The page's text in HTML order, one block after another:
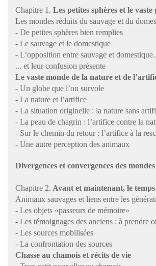
Chapitre 1. Les petites sphères et le vaste
Les mondes réduits du sauvage et du
- De petites sphères bien remplies
- Le sauvage et le domestique
- L’opposition entre sauvage et
... et leur confusion présente
Le vaste monde de la nature et de
- Un globe que l’on survole
- La nature et l’artifice
- La situation originelle : la nature sans
- La peau de chagrin : l’artifice contre la
- Sur le chemin du retour : l’artifice à la
- Une autre perception des animaux
Divergences et convergences des mondes
Chapitre 2. Avant et maintenant, le
Animaux sauvages et liens entre les
- Les objets «passeurs de mémoire»
- Les témoignages des anciens : à prendre
- Les sources mobilisées
- La confrontation des sources
Chasse au chamois et récits de vie